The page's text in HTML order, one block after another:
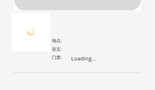
地点:
语言:
门票:
Loading...